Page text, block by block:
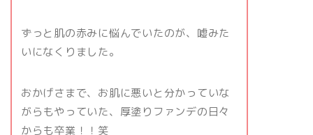
ずっと肌の赤みに悩んでいたのが、嘘みた
いになくりました。
おかげさまで、お肌に悪いと分かっていな
がらもやっていた、厚塗りファンデの日々
からも卒業！！笑